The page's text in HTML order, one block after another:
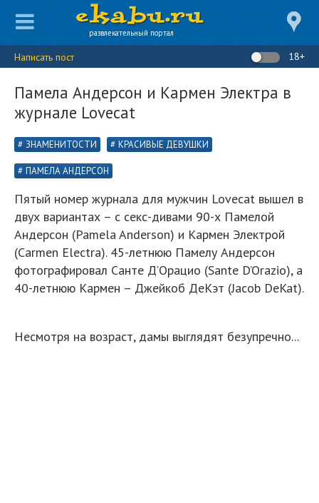
развлекательный портал
Написать пост 18+
Памела Андерсон и Кармен Электра в
журнале Lovecat
ЗНАМЕНИТОСТИ КРАСИВЫЕ ДЕВУШКИ
ПАМЕЛА АНДЕРСОН
Пятый номер журнала для мужчин Lovecat вышел в
двух вариантах – с секс-дивами 90-х Памелой
Андерсон (Pamela Anderson) и Кармен Электрой
(Carmen Electra). 45-летнюю Памелу Андерсон
фотографировал Санте Д’Орацио (Sante D’Orazio), а
40-летнюю Кармен – Джейкоб ДеКэт (Jacob DeKat).
Несмотря на возраст, дамы выглядят безупречно...